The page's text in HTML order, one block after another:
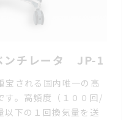
ンチレータ JP-1
宝される国内唯一の高
す。高頻度（１００回/
以下の１回換気量を送